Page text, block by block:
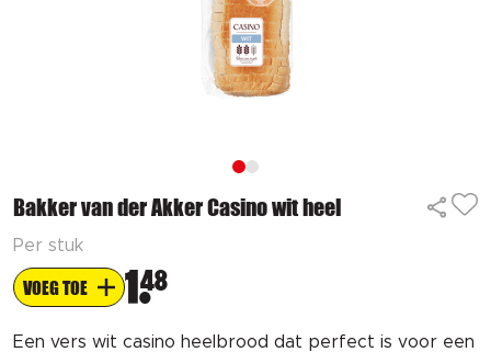
Bakker van der Akker Casino wit heel
Per stuk
VOEG TOE 1 48
Een vers wit casino heelbrood dat perfect is voor een